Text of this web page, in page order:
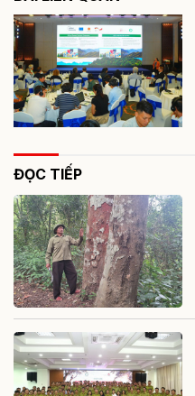
ĐỌC TIẾP